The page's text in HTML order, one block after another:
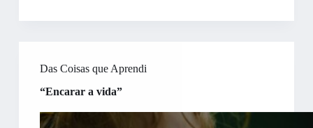
Das Coisas que Aprendi
“Encarar a vida”